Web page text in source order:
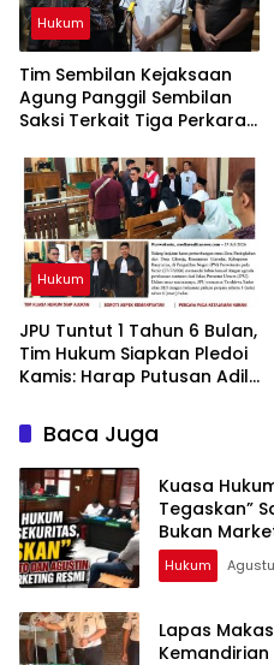
Hukum
Tim Sembilan Kejaksaan
Agung Panggil Sembilan
Saksi Terkait Tiga Perkara
Hukum
JPU Tuntut 1 Tahun 6 Bulan,
Tim Hukum Siapkan Pledoi
Kamis: Harap Putusan Adil
Paningkaban
Baca Juga
Kuasa
Tegaskan”
Bukan
Hukum
Lapas
Kemandirian